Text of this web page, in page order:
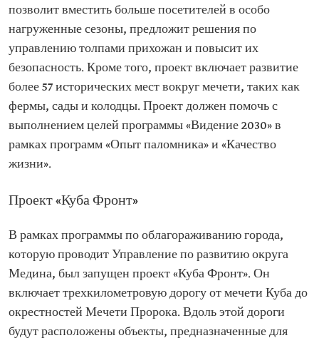
позволит вместить больше посетителей в особо
нагруженные сезоны, предложит решения по
управлению толпами прихожан и повысит их
безопасность. Кроме того, проект включает развитие
более 57 исторических мест вокруг мечети, таких как
фермы, сады и колодцы. Проект должен помочь с
выполнением целей программы «Видение 2030» в
рамках программ «Опыт паломника» и «Качество
жизни».
Проект «Куба Фронт»
В рамках программы по облагораживанию города,
которую проводит Управление по развитию округа
Медина, был запущен проект «Куба Фронт». Он
включает трехкилометровую дорогу от мечети Куба до
окрестностей Мечети Пророка. Вдоль этой дороги
будут расположены объекты, предназначенные для